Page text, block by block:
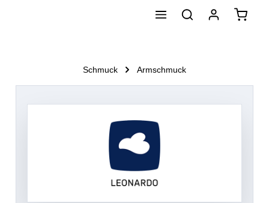
Schmuck Armschmuck